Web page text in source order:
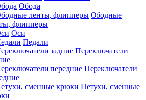
Обода
Ободные
флипперы
Оси
Педали
Переключатели
Переключатели
Петухи, сменные